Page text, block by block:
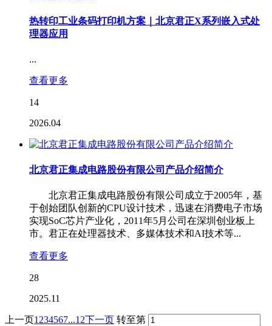
热转印工业条码打印机方案｜北京君正X系列嵌入式处
理器应用
...
查看更多
14
2026.04
北京君正集成电路股份有限公司产品介绍简介
北京君正集成电路股份有限公司成立于2005年，基
于创始团队创新的CPU设计技术，迅速在消费电子市场
实现SoC芯片产业化，2011年5月公司在深圳创业板上
市。君正在处理器技术、多媒体技术和AI技术等...
查看更多
28
2025.11
上一页1 234567...12下一页 转至第